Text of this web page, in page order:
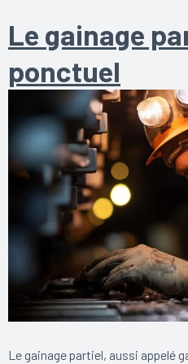
Le gainage
ponctuel
Le gainage partiel, aussi appelé